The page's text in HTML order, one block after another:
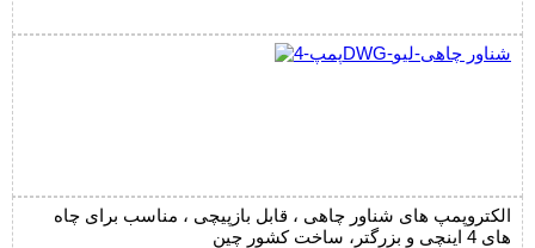
الکتروپمپ های شناور چاهی ، قابل بازپیچی ، مناسب برای چاه
های 4 اینچی و بزرگتر، ساخت کشور چین